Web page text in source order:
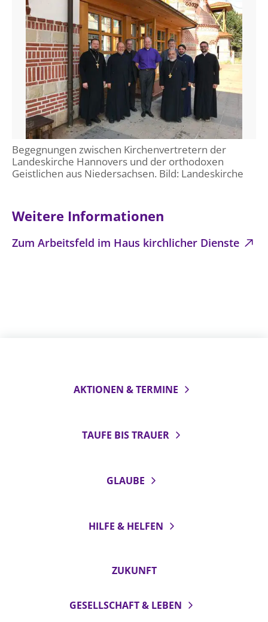
Begegnungen zwischen Kirchenvertretern der
Landeskirche Hannovers und der orthodoxen
Geistlichen aus Niedersachsen. Bild: Landeskirche
Weitere Informationen
Zum Arbeitsfeld im Haus kirchlicher Dienste
AKTIONEN & TERMINE
TAUFE BIS TRAUER
GLAUBE
HILFE & HELFEN
ZUKUNFT
GESELLSCHAFT & LEBEN
Kirchliches Amtsblatt
Kirchliche Verwaltung
Klimaschutzgesetz
Kunstreferat
NKVK
Öffentlichkeitsarbeit
Personalausschuss
Projektmanagement
Recht
Terminstundenplaner